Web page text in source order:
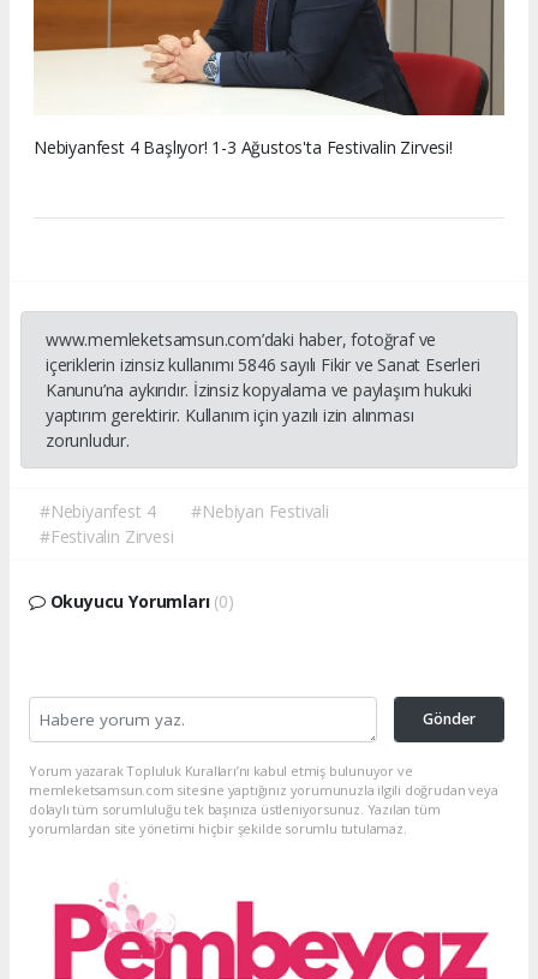
Nebiyanfest 4 Başlıyor! 1-3 Ağustos'ta Festivalin Zirvesi!
www.memleketsamsun.com’daki haber, fotoğraf ve
içeriklerin izinsiz kullanımı 5846 sayılı Fikir ve Sanat Eserleri
Kanunu’na aykırıdır. İzinsiz kopyalama ve paylaşım hukuki
yaptırım gerektirir. Kullanım için yazılı izin alınması
zorunludur.
#Nebiyanfest 4
#Nebiyan Festivali
#Festivalin Zirvesi
Okuyucu Yorumları (0)
Gönder
Yorum yazarak Topluluk Kuralları’nı kabul etmiş bulunuyor ve
memleketsamsun.com sitesine yaptığınız yorumunuzla ilgili doğrudan veya
dolaylı tüm sorumluluğu tek başınıza üstleniyorsunuz. Yazılan tüm
yorumlardan site yönetimi hiçbir şekilde sorumlu tutulamaz.